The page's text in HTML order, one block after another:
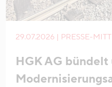
29.07.2026 | PRESSE-
HGK AG